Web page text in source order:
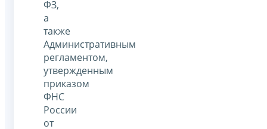
ФЗ,
а
также
Административным
регламентом,
утвержденным
приказом
ФНС
России
от